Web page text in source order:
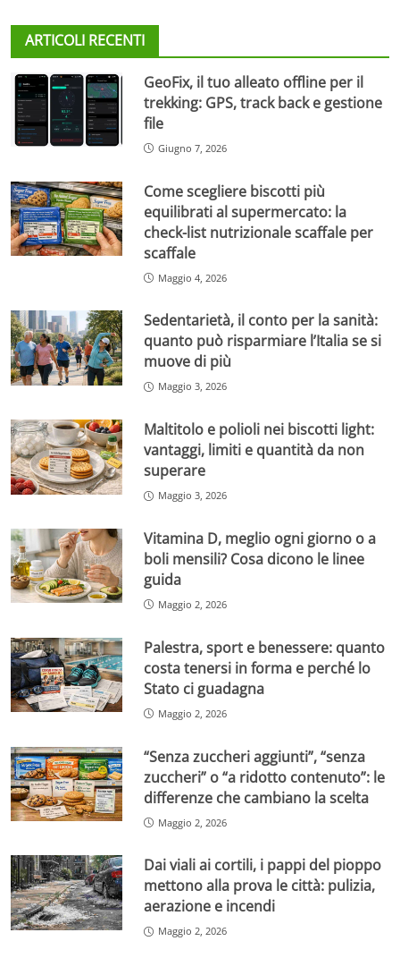
ARTICOLI RECENTI
GeoFix, il tuo alleato offline per il
trekking: GPS, track back e gestione
file
Giugno 7, 2026
Come scegliere biscotti più
equilibrati al supermercato: la
check-list nutrizionale scaffale per
scaffale
Maggio 4, 2026
Sedentarietà, il conto per la sanità:
quanto può risparmiare l’Italia se si
muove di più
Maggio 3, 2026
Maltitolo e polioli nei biscotti light:
vantaggi, limiti e quantità da non
superare
Maggio 3, 2026
Vitamina D, meglio ogni giorno o a
boli mensili? Cosa dicono le linee
guida
Maggio 2, 2026
Palestra, sport e benessere: quanto
costa tenersi in forma e perché lo
Stato ci guadagna
Maggio 2, 2026
“Senza zuccheri aggiunti”, “senza
zuccheri” o “a ridotto contenuto”: le
differenze che cambiano la scelta
Maggio 2, 2026
Dai viali ai cortili, i pappi del pioppo
mettono alla prova le città: pulizia,
aerazione e incendi
Maggio 2, 2026